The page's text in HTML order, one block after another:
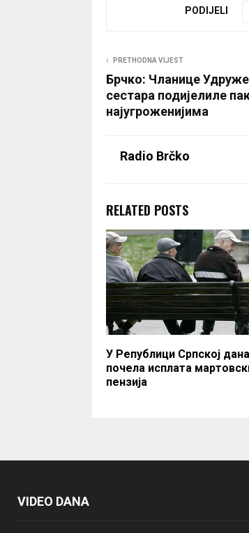
PODIJELI
PRETHODNA VIJEST
Брчко: Чланице
сестара подијелиле
најугроженијима
Radio Brčko
RELATED POSTS
У Републици Српској
почела исплата
пензија
VIDEO DANA